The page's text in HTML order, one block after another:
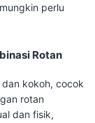
perlu
Rotan
kokoh, cocok
rotan
dan fisik,